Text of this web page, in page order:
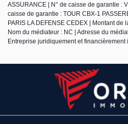
ASSURANCE | N° de caisse de garantie :
caisse de garantie : TOUR CBX-1
PARIS LA DEFENSE CEDEX | Montant de
Nom du médiateur : NC | Adresse du
Entreprise juridiquement et financièrement